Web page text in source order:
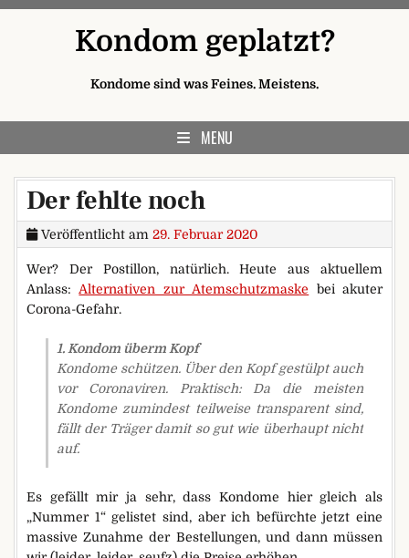
Kondom geplatzt?
Kondome sind was Feines. Meistens.
MENU
Der fehlte noch
Veröffentlicht am 29. Februar 2020
Wer? Der Postillon, natürlich. Heute aus aktuellem
Anlass: Alternativen zur Atemschutzmaske bei akuter
Corona-Gefahr.
1. Kondom überm Kopf
Kondome schützen. Über den Kopf gestülpt auch
vor Coronaviren. Praktisch: Da die meisten
Kondome zumindest teilweise transparent sind,
fällt der Träger damit so gut wie überhaupt nicht
auf.
Es gefällt mir ja sehr, dass Kondome hier gleich als
„Nummer 1“ gelistet sind, aber ich befürchte jetzt eine
massive Zunahme der Bestellungen, und dann müssen